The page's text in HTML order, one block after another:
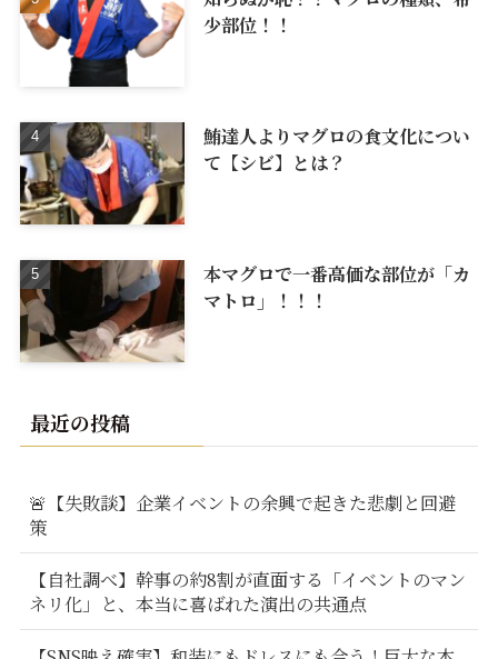
少部位！！
鮪達人よりマグロの食文化につい
て【シビ】とは？
本マグロで一番高価な部位が「カ
マトロ」！！！
最近の投稿
🚨【失敗談】企業イベントの余興で起きた悲劇と回避
策
【自社調べ】幹事の約8割が直面する「イベントのマン
ネリ化」と、本当に喜ばれた演出の共通点